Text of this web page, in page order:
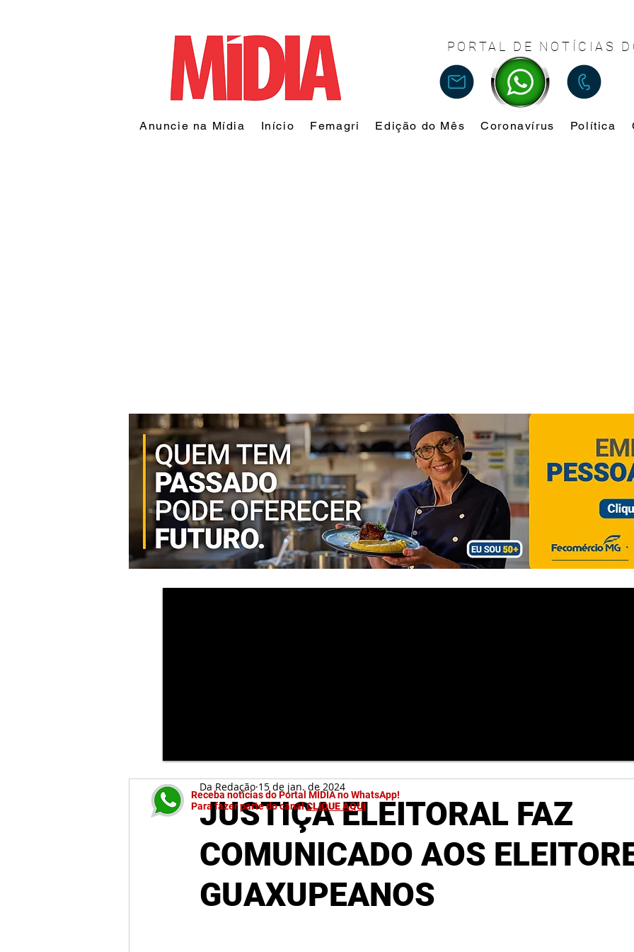
PORTAL DE NOTÍCIAS
Anuncie na Mídia Início Femagri Edição do Mês Coronavírus Política
JUSTIÇA ELEITORAL FAZ
COMUNICADO AOS
GUAXUPEANOS
Da Redação 15 de jan. de 2024
Receba notícias do Portal MÍDIA no WhatsApp!
Para fazer parte do canalCLIQUE AQUI